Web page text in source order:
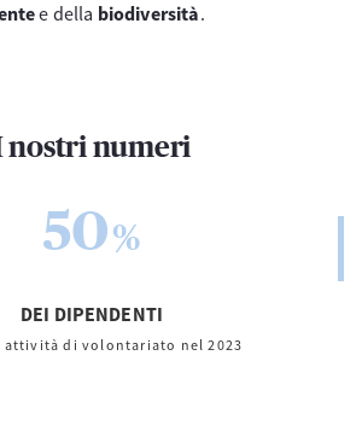
e della biodiversità.
nostri numeri
50%
DEI DIPENDENTI
attività di volontariato nel 2023